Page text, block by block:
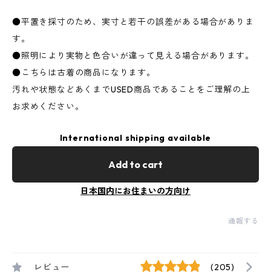
●平置き採寸のため、実寸と若干の誤差がある場合がありま
す。
●照明により実物と色合いが違って見える場合があります。
●こちらは古着の商品になります。
汚れや状態などあくまでUSED商品であることをご理解の上
お求めください。
International shipping available
Add to cart
日本国内にお住まいの方向け
通報する
レビュー (205)